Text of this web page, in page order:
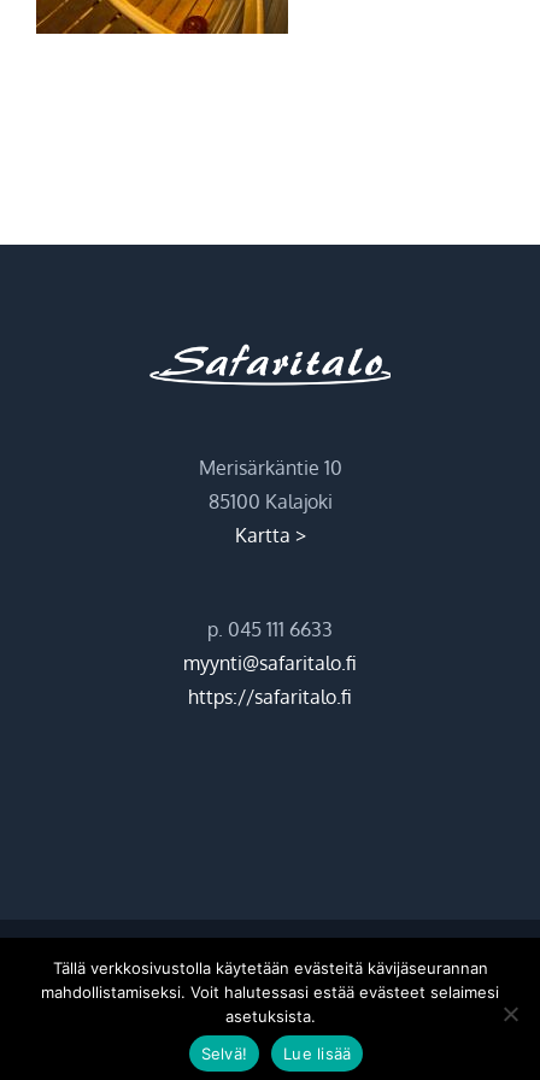
Merisärkäntie 10
85100 Kalajoki
Kartta >
p. 045 111 6633
myynti@safaritalo.fi
https://safaritalo.fi
©2026 Hiekkasärkkien ohjelmapalvelut Oy |Donetti
FacebookInstagram
Tällä verkkosivustolla käytetään evästeitä kävijäseurannan
mahdollistamiseksi. Voit halutessasi estää evästeet selaimesi
asetuksista.
Selvä!
Lue lisää